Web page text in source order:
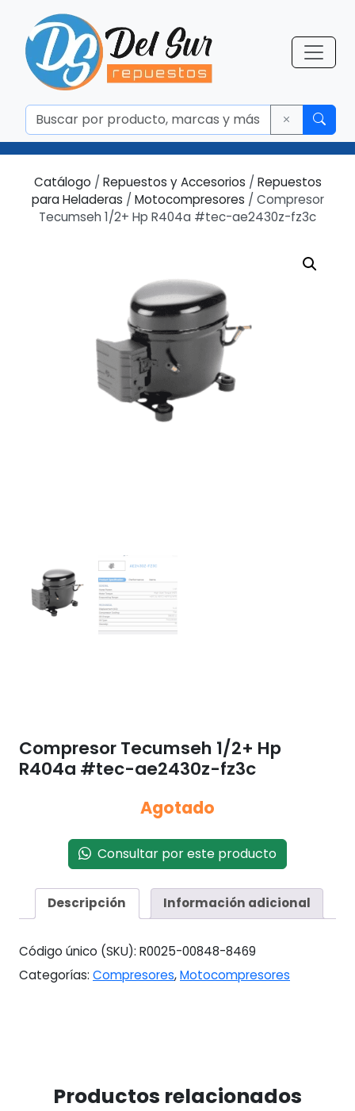
Catálogo / Repuestos y Accesorios / Repuestos
para Heladeras / Motocompresores / Compresor
Tecumseh 1/2+ Hp R404a #tec-ae2430z-fz3c
Compresor Tecumseh 1/2+ Hp
R404a #tec-ae2430z-fz3c
Agotado
Consultar por este producto
Descripción Información adicional
Código único (SKU): R0025-00848-8469
Categorías: Compresores,Motocompresores
Productos relacionados